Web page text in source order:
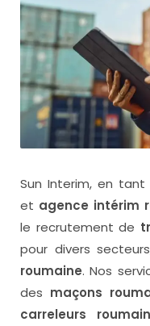
Sun Interim, en tant
et agence intérim
le recrutement de
pour divers
roumaine. Nos
des maçons
carreleurs